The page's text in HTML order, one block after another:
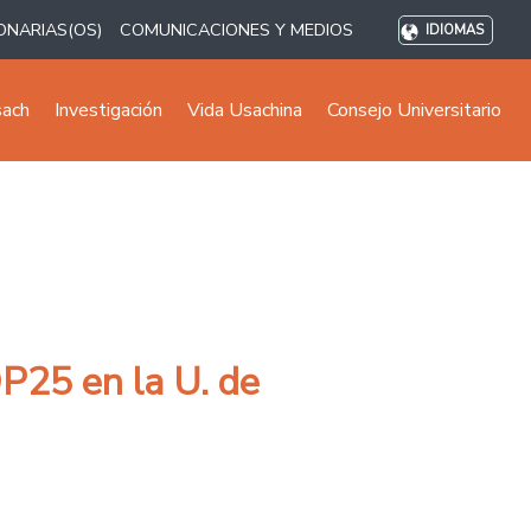
COMUNICACIONES Y MEDIOS IDIOMAS
Investigación Vida Usachina Consejo Universitario
en la U. de